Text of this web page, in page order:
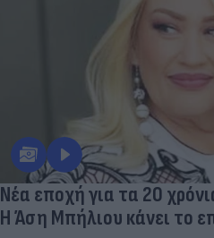
Νέα εποχή για τα 20
Η Άση Μπήλιου κάνει το